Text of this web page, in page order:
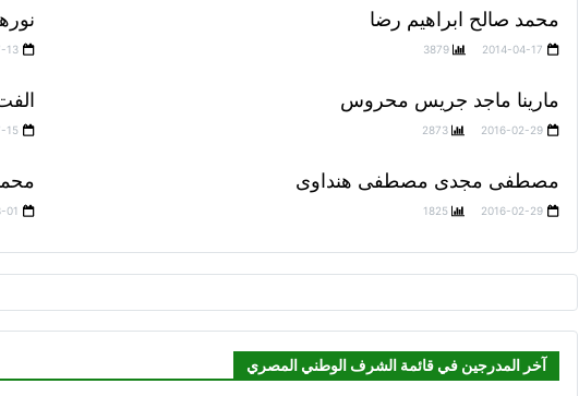
محمد صالح ابراهيم رضا
2014-04-17
3879
13
مارينا ماجد جريس محروس
2016-02-29
2873
15
مصطفى مجدى مصطفى هنداوى
2016-02-29
1825
01
آخر المدرجين في قائمة الشرف الوطني المصري